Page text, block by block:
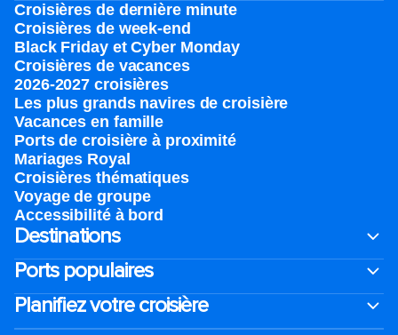
Croisières de dernière minute
Croisières de week-end
Black Friday et Cyber Monday
Croisières de vacances
2026-2027 croisières
Les plus grands navires de croisière
Vacances en famille
Ports de croisière à proximité
Mariages Royal
Croisières thématiques
Voyage de groupe​
Accessibilité à bord​
Destinations
Ports populaires
Planifiez votre croisière